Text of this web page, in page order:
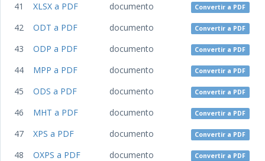
41 XLSX a PDF documento Convertir a PDF
42 ODT a PDF documento Convertir a PDF
43 ODP a PDF documento Convertir a PDF
44 MPP a PDF documento Convertir a PDF
45 ODS a PDF documento Convertir a PDF
46 MHT a PDF documento Convertir a PDF
47 XPS a PDF documento Convertir a PDF
48 OXPS a PDF documento Convertir a PDF